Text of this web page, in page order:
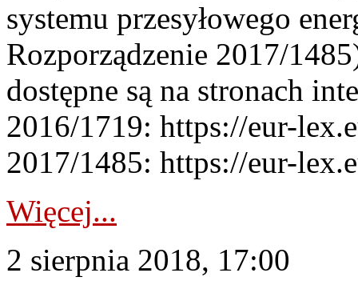
systemu przesyłowego
Rozporządzenie 2017/
dostępne są na stronach
2016/1719: https://eur-
2017/1485: https://eur-
Więcej...
2 sierpnia 2018, 17:00